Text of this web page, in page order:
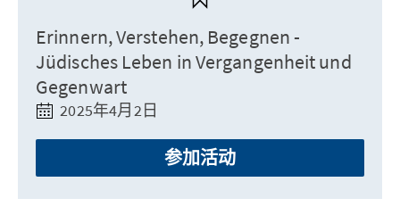
Erinnern, Verstehen, Begegnen -
Jüdisches Leben in Vergangenheit und
Gegenwart
2025年4月2日
参加活动